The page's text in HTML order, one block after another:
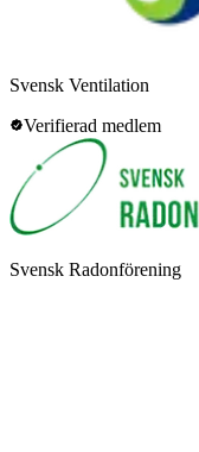
Svensk Ventilation
Verifierad medlem
Svensk Radonförening